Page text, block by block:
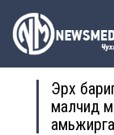
Эрх
малчид